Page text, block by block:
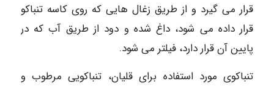
قرار می گیرد و از طریق زغال هایی که روی کاسه تنباکو
قرار داده می شود، داغ شده و دود از طریق آب که در
پایین آن قرار دارد، فیلتر می شود.
تنباکوی مورد استفاده برای قلیان، تنباکویی مرطوب و